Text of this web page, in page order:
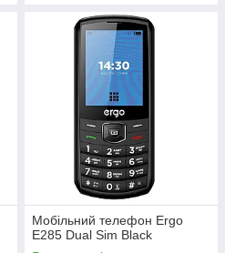
Мобiльний телефон Ergo
E285 Dual Sim Black